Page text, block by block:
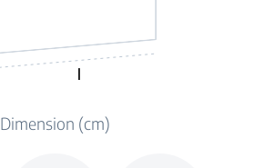
Dimension (cm)